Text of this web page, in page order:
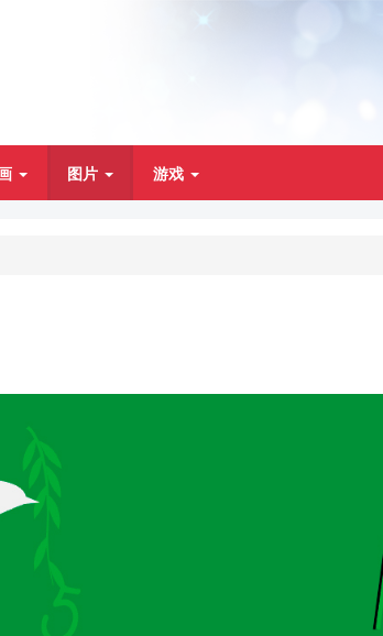
图片 游戏